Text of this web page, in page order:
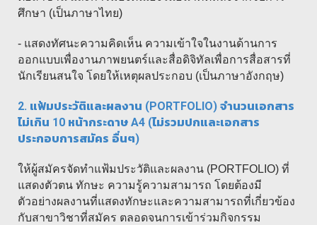
ศึกษา (เป็นภาษาไทย)
- แสดงทัศนะความคิดเห็น ความเข้าใจในงานด้านการ
ออกแบบเพื่องานภาพยนตร์และสื่อดิจิทัลเพื่อการสื่อสารที่
นักเรียนสนใจ โดยให้เหตุผลประกอบ (เป็นภาษาอังกฤษ)
2. แฟ้มประวัติและผลงาน (PORTFOLIO) จำนวนเอกสาร
ไม่เกิน 10 หน้ากระดาษ A4 (ไม่รวมปกและเอกสาร
ประกอบการสมัคร อื่นๆ)
ให้ผู้สมัครจัดทำแฟ้มประวัติและผลงาน (PORTFOLIO) ที่
แสดงตัวตน ทักษะ ความรู้ความสามารถ โดยต้องมี
ตัวอย่างผลงานที่แสดงทักษะและความสามารถที่เกี่ยวข้อง
กับสาขาวิชาที่สมัคร ตลอดจนการเข้าร่วมกิจกรรม